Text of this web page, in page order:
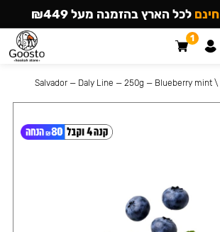
\
Salvador — Daly Line — 250g — Blueberry mint
חינם לכל הארץ בהזמנה מעל ₪449
1